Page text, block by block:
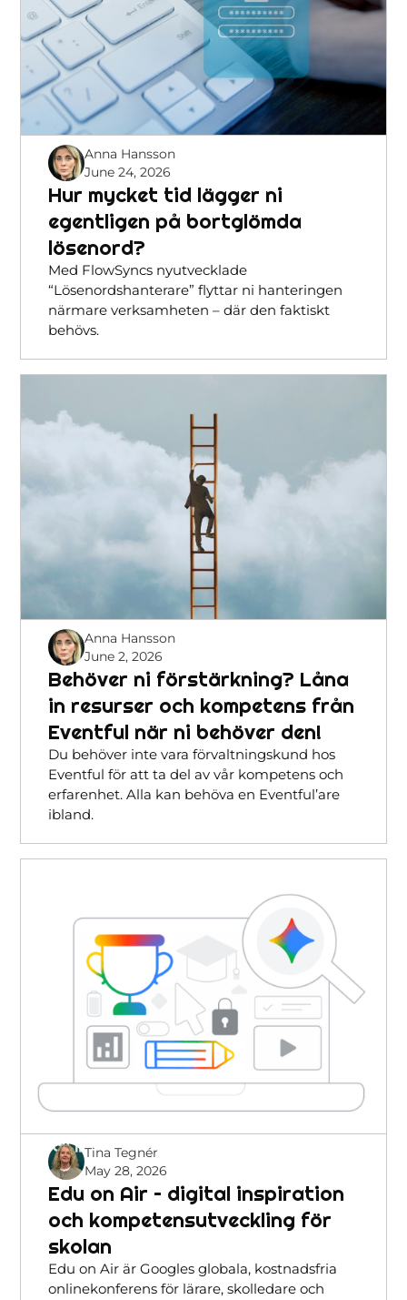
Anna Hansson
June 24, 2026
Hur mycket tid lägger ni
egentligen på bortglömda
lösenord?
Med FlowSyncs nyutvecklade
“Lösenordshanterare” flyttar ni hanteringen
närmare verksamheten – där den faktiskt
behövs.
Anna Hansson
June 2, 2026
Behöver ni förstärkning? Låna
in resurser och kompetens från
Eventful när ni behöver den!
Du behöver inte vara förvaltningskund hos
Eventful för att ta del av vår kompetens och
erfarenhet. Alla kan behöva en Eventful’are
ibland.
Tina Tegnér
May 28, 2026
Edu on Air – digital inspiration
och kompetensutveckling för
skolan
Edu on Air är Googles globala, kostnadsfria
onlinekonferens för lärare, skolledare och